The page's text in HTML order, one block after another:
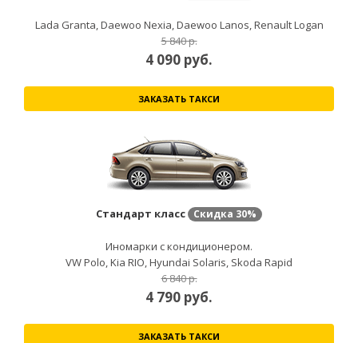
Lada Granta, Daewoo Nexia, Daewoo Lanos, Renault Logan
5 840 р.
4 090 руб.
ЗАКАЗАТЬ ТАКСИ
Стандарт класс Скидка 30%
Иномарки с кондиционером.
VW Polo, Kia RIO, Hyundai Solaris, Skoda Rapid
6 840 р.
4 790 руб.
ЗАКАЗАТЬ ТАКСИ